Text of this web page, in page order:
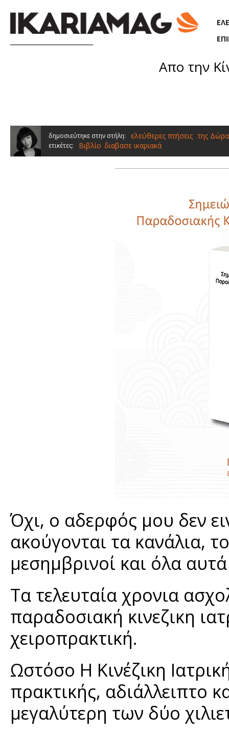
Απο την
δημοσιεύτηκε στην στήλη: ελεύθερες πτήσεις της
ετικέτες: Βιβλίο, διαβασε ικαριακά
Όχι, ο αδερφός μου δεν
ακούγονται τα κανάλια,
μεσημβρινοί και όλα
Τα τελευταία χρονια
παραδοσιακή κινεζικη
χειροπρακτική.
Ωστόσο Η Κινέζικη
πρακτικής, αδιάλλειπτο
μεγαλύτερη των δύο